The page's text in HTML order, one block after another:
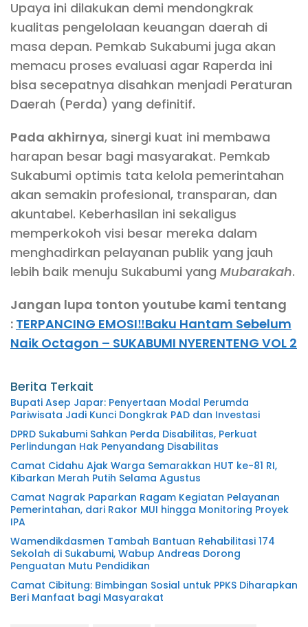
Upaya ini dilakukan demi mendongkrak
kualitas pengelolaan keuangan daerah di
masa depan. Pemkab Sukabumi juga akan
memacu proses evaluasi agar Raperda ini
bisa secepatnya disahkan menjadi Peraturan
Daerah (Perda) yang definitif.
Pada akhirnya, sinergi kuat ini membawa
harapan besar bagi masyarakat. Pemkab
Sukabumi optimis tata kelola pemerintahan
akan semakin profesional, transparan, dan
akuntabel. Keberhasilan ini sekaligus
memperkokoh visi besar mereka dalam
menghadirkan pelayanan publik yang jauh
lebih baik menuju Sukabumi yang Mubarakah.
Jangan lupa tonton youtube kami tentang
: TERPANCING EMOSI‼️Baku Hantam Sebelum
Naik Octagon – SUKABUMI NYERENTENG VOL 2
Berita Terkait
Bupati Asep Japar: Penyertaan Modal Perumda
Pariwisata Jadi Kunci Dongkrak PAD dan Investasi
DPRD Sukabumi Sahkan Perda Disabilitas, Perkuat
Perlindungan Hak Penyandang Disabilitas
Camat Cidahu Ajak Warga Semarakkan HUT ke-81 RI,
Kibarkan Merah Putih Selama Agustus
Camat Nagrak Paparkan Ragam Kegiatan Pelayanan
Pemerintahan, dari Rakor MUI hingga Monitoring Proyek
IPA
Wamendikdasmen Tambah Bantuan Rehabilitasi 174
Sekolah di Sukabumi, Wabup Andreas Dorong
Penguatan Mutu Pendidikan
Camat Cibitung: Bimbingan Sosial untuk PPKS Diharapkan
Beri Manfaat bagi Masyarakat